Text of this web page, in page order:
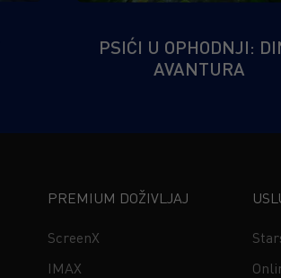
PSIĆI U OPHODNJI:
AVANTURA
PREMIUM DOŽIVLJAJ
ScreenX
IMAX